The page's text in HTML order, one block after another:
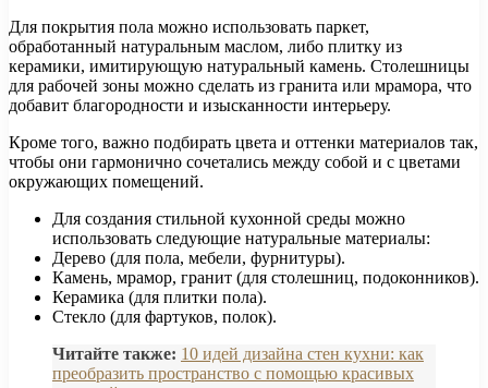
Для покрытия пола можно использовать паркет,
обработанный натуральным маслом, либо плитку из
керамики, имитирующую натуральный камень. Столешницы
для рабочей зоны можно сделать из гранита или мрамора, что
добавит благородности и изысканности интерьеру.
Кроме того, важно подбирать цвета и оттенки материалов так,
чтобы они гармонично сочетались между собой и с цветами
окружающих помещений.
Для создания стильной кухонной среды можно
использовать следующие натуральные материалы:
Дерево (для пола, мебели, фурнитуры).
Камень, мрамор, гранит (для столешниц, подоконников).
Керамика (для плитки пола).
Стекло (для фартуков, полок).
Читайте также: 10 идей дизайна стен кухни: как
преобразить пространство с помощью красивых